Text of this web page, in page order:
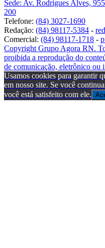
Sede: Av. Rodrigues Alves,
200
Telefone: (84) 3027-1690
Redação: (84) 98117-5384 -
Comercial: (84) 98117-1718 -
Copyright Grupo Agora RN.
proibida a reprodução do
de comunicação, eletrônico ou
Usamos cookies para garantir
em nosso site. Se você
você está satisfeito com ele.